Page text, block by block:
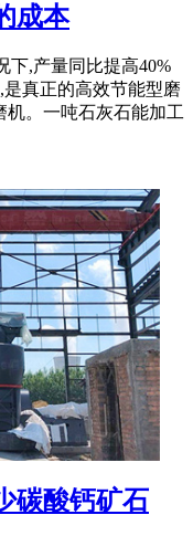
成本
下,产量同比提高40%
真正的高效节能型磨
机。一吨石灰石能加工
碳酸钙矿石